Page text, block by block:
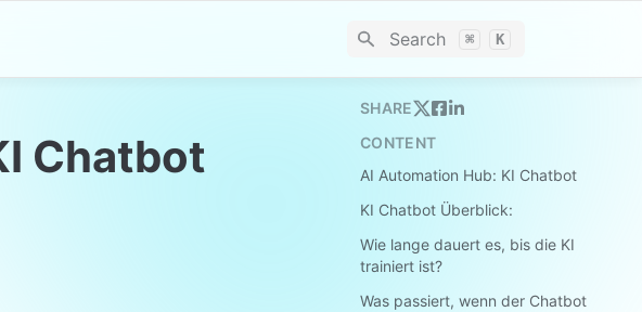
Search ⌘ K
Chatbot
SHARE
CONTENT
AI Automation Hub: KI Chatbot
KI Chatbot Überblick:
Wie lange dauert es, bis die KI
trainiert ist?
Was passiert, wenn der Chatbot